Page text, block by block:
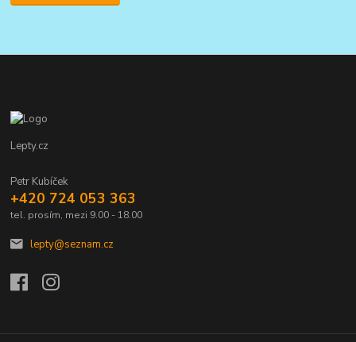
Lepty.cz
Petr Kubíček
+420 724 053 363
tel. prosím, mezi 9.00 - 18.00
lepty@seznam.cz